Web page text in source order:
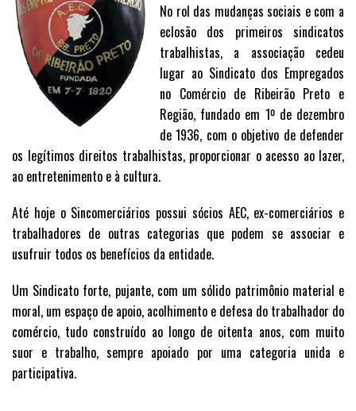
No rol das mudanças sociais e com a
eclosão dos primeiros sindicatos
trabalhistas, a associação cedeu
lugar ao Sindicato dos Empregados
no Comércio de Ribeirão Preto e
Região, fundado em 1º de dezembro
de 1936, com o objetivo de defender
os legítimos direitos trabalhistas, proporcionar o acesso ao lazer,
ao entretenimento e à cultura.
Até hoje o Sincomerciários possui sócios AEC, ex-comerciários e
trabalhadores de outras categorias que podem se associar e
usufruir todos os benefícios da entidade.
Um Sindicato forte, pujante, com um sólido patrimônio material e
moral, um espaço de apoio, acolhimento e defesa do trabalhador do
comércio, tudo construído ao longo de oitenta anos, com muito
suor e trabalho, sempre apoiado por uma categoria unida e
participativa.